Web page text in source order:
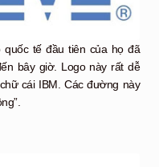
quốc tế đầu tiên của họ đã
bây giờ. Logo này rất dễ
cái IBM. Các đường này